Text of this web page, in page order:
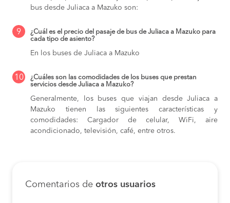
bus desde Juliaca a Mazuko son:
9
¿Cuál es el precio del pasaje de bus de Juliaca a Mazuko para
cada tipo de asiento?
En los buses de Juliaca a Mazuko
10
¿Cuáles son las comodidades de los buses que prestan
servicios desde Juliaca a Mazuko?
Generalmente, los buses que viajan desde Juliaca a
Mazuko tienen las siguientes características y
comodidades: Cargador de celular, WiFi, aire
acondicionado, televisión, café, entre otros.
Comentarios de otros usuarios